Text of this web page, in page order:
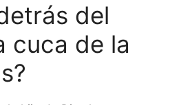
del
cuca de la